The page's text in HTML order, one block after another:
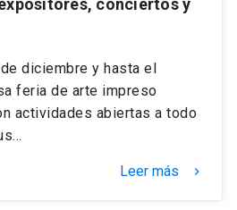
conciertos y
diciembre y hasta el
feria de arte impreso
actividades abiertas a todo
Leer más keyboard_arrow_right